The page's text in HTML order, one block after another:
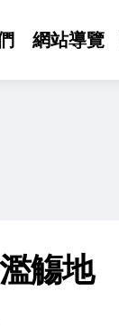
網站導覽
觴地